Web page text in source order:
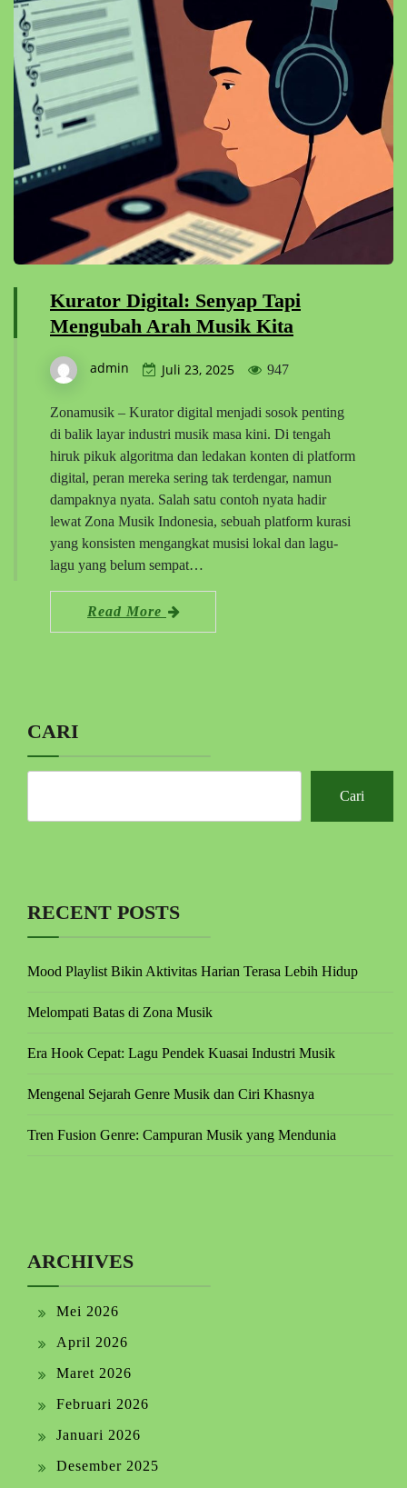
Kurator Digital: Senyap Tapi
Mengubah Arah Musik Kita
admin Juli 23, 2025 947
Zonamusik – Kurator digital menjadi sosok penting
di balik layar industri musik masa kini. Di tengah
hiruk pikuk algoritma dan ledakan konten di platform
digital, peran mereka sering tak terdengar, namun
dampaknya nyata. Salah satu contoh nyata hadir
lewat Zona Musik Indonesia, sebuah platform kurasi
yang konsisten mengangkat musisi lokal dan lagu-
lagu yang belum sempat…
Read More
CARI
Cari
RECENT POSTS
Mood Playlist Bikin Aktivitas Harian Terasa Lebih Hidup
Melompati Batas di Zona Musik
Era Hook Cepat: Lagu Pendek Kuasai Industri Musik
Mengenal Sejarah Genre Musik dan Ciri Khasnya
Tren Fusion Genre: Campuran Musik yang Mendunia
ARCHIVES
Mei 2026
April 2026
Maret 2026
Februari 2026
Januari 2026
Desember 2025